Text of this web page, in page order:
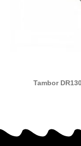
Tambor